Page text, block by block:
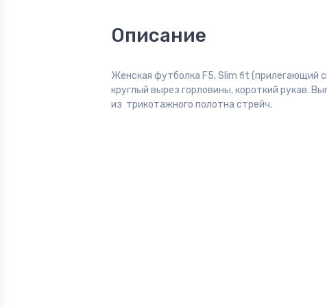
Описание
Женская футболка F5, Slim fit (прилегающий
круглый вырез горловины, короткий рукав.
из трикотажного полотна стрейч.